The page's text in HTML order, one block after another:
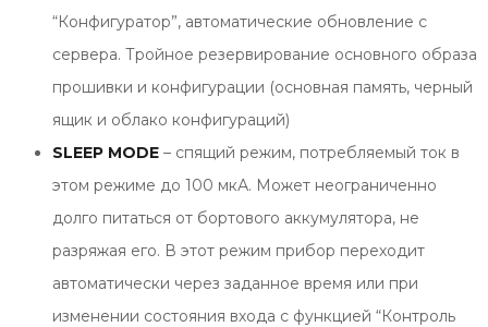
“Конфигуратор”, автоматические обновление с
сервера. Тройное резервирование основного образа
прошивки и конфигурации (основная память, черный
ящик и облако конфигураций)
SLEEP MODE – спящий режим, потребляемый ток в
этом режиме до 100 мкА. Может неограниченно
долго питаться от бортового аккумулятора, не
разряжая его. В этот режим прибор переходит
автоматически через заданное время или при
изменении состояния входа с функцией “Контроль